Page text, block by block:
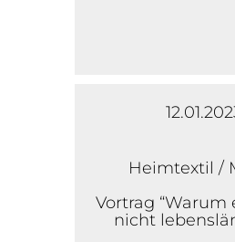
Heimtextil /
Vortrag
nicht